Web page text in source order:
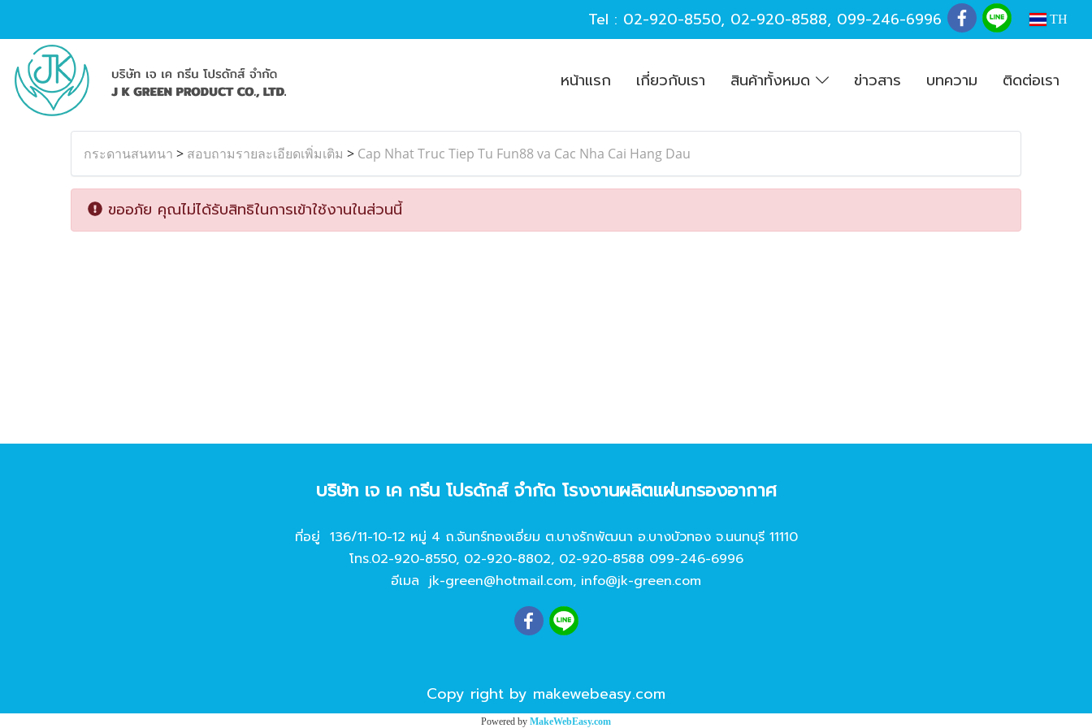
Tel : 02-920-8550, 02-920-8588, 099-246-6996 TH
หน้าแรก เกี่ยวกับเรา สินค้าทั้งหมด ข่าวสาร บทความ ติดต่อเรา
กระดานสนทนา > สอบถามรายละเอียดเพิ่มเติม > Cap Nhat Truc Tiep Tu Fun88 va Cac Nha Cai Hang Dau
ขออภัย คุณไม่ได้รับสิทธิในการเข้าใช้งานในส่วนนี้
บริษัท เจ เค กรีน โปรดักส์ จํากัด โรงงานผลิตแผ่นกรองอากาศ
ที่อยู่ 136/11-10-12 หมู่ 4 ถ.จันทร์ทองเอี่ยม ต.บางรักพัฒนา อ.บางบัวทอง จ.นนทบุรี 11110
โทร.02-920-8550, 02-920-8802, 02-920-8588 099-246-6996
อีเมล jk-green@hotmail.com, info@jk-green.com
Copy right by makewebeasy.com
Powered by MakeWebEasy.com